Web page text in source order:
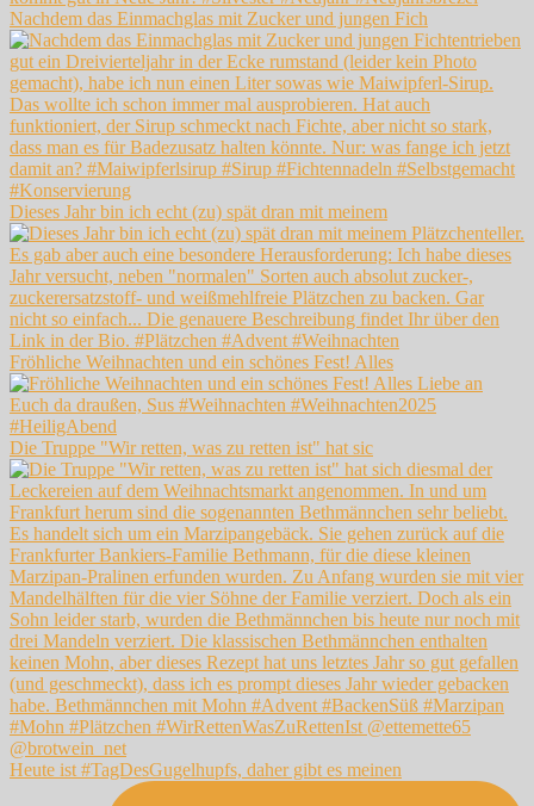
Nachdem das Einmachglas mit Zucker und jungen Fich
Dieses Jahr bin ich echt (zu) spät dran mit meinem
Fröhliche Weihnachten und ein schönes Fest! Alles
Die Truppe "Wir retten, was zu retten ist" hat sic
Heute ist #TagDesGugelhupfs, daher gibt es meinen